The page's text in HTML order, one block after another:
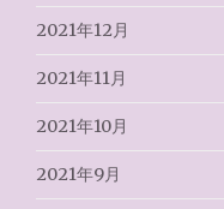
2021年12月
2021年11月
2021年10月
2021年9月